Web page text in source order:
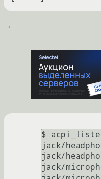
←
$
jack/
jack/
jack/